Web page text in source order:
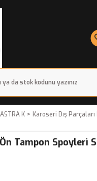
ASTRA K Karoseri Dış
Tampon Spoyleri